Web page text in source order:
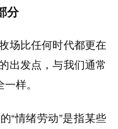
分
场比任何时代都更在
出发点，与我们通常
样。
“情绪劳动”是指某些